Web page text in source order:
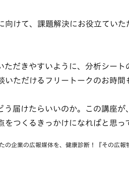
向けて、課題解決にお役立てい
ただきやすいように、分析シート
ただけるフリートークのお時間
う届けたらいいのか。この講座が
つくるきっかけになればと思っ
たの企業の広報媒体を、健康診断！『その広報